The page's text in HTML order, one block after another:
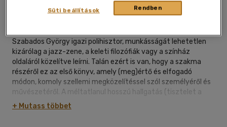
Mma Kiadó Nonprofit Kft.|
magyar nyelvű
Szabados György igazi polihisztor, munkásságát lehetetlen
kizárólag a jazz-zene, a keleti filozófiák vagy a színház
oldaláról közelítve leírni. Talán ezért is van, hogy a szakma
részéről ez az első könyv, amely (meg)értő és elfogadó
módon, komoly szellemi megközelítéssel szól személyéről és
művészetéről. A méltatlanul hosszú hallgatás (tisztelet a
ritka kivételeknek) után éppen a merőben különböző
szempontú tanulmányok bizonyítják, milyen nehéz akárcsak
+ Mutass többet
Rendben
Süti beállítások